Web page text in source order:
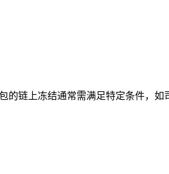
的链上冻结通常需满足特定条件，